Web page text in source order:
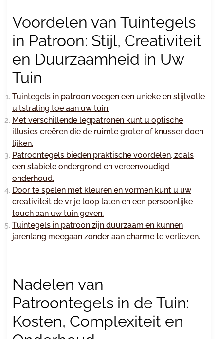
Voordelen van Tuintegels
in Patroon: Stijl, Creativiteit
en Duurzaamheid in Uw
Tuin
Tuintegels in patroon voegen een unieke en stijlvolle
uitstraling toe aan uw tuin.
Met verschillende legpatronen kunt u optische
illusies creëren die de ruimte groter of knusser doen
lijken.
Patroontegels bieden praktische voordelen, zoals
een stabiele ondergrond en vereenvoudigd
onderhoud.
Door te spelen met kleuren en vormen kunt u uw
creativiteit de vrije loop laten en een persoonlijke
touch aan uw tuin geven.
Tuintegels in patroon zijn duurzaam en kunnen
jarenlang meegaan zonder aan charme te verliezen.
Nadelen van
Patroontegels in de Tuin:
Kosten, Complexiteit en